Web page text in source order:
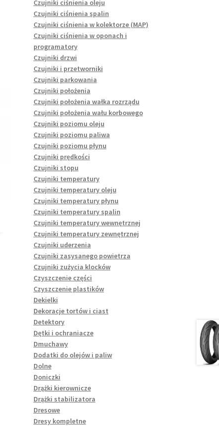
Czujniki ciśnienia oleju
Czujniki ciśnienia spalin
Czujniki ciśnienia w kolektorze (MAP)
Czujniki ciśnienia w oponach i
programatory
Czujniki drzwi
Czujniki i przetworniki
Czujniki parkowania
Czujniki położenia
Czujniki położenia wałka rozrządu
Czujniki położenia wału korbowego
Czujniki poziomu oleju
Czujniki poziomu paliwa
Czujniki poziomu płynu
Czujniki prędkości
Czujniki stopu
Czujniki temperatury
Czujniki temperatury oleju
Czujniki temperatury płynu
Czujniki temperatury spalin
Czujniki temperatury wewnętrznej
Czujniki temperatury zewnętrznej
Czujniki uderzenia
Czujniki zasysanego powietrza
Czujniki zużycia klocków
Czyszczenie części
Czyszczenie plastików
Dekielki
Dekoracje tortów i ciast
Detektory
Dętki i ochraniacze
Dmuchawy
Dodatki do olejów i paliw
Dolne
Doniczki
Drążki kierownicze
Drążki stabilizatora
Dresowe
Dresy kompletne